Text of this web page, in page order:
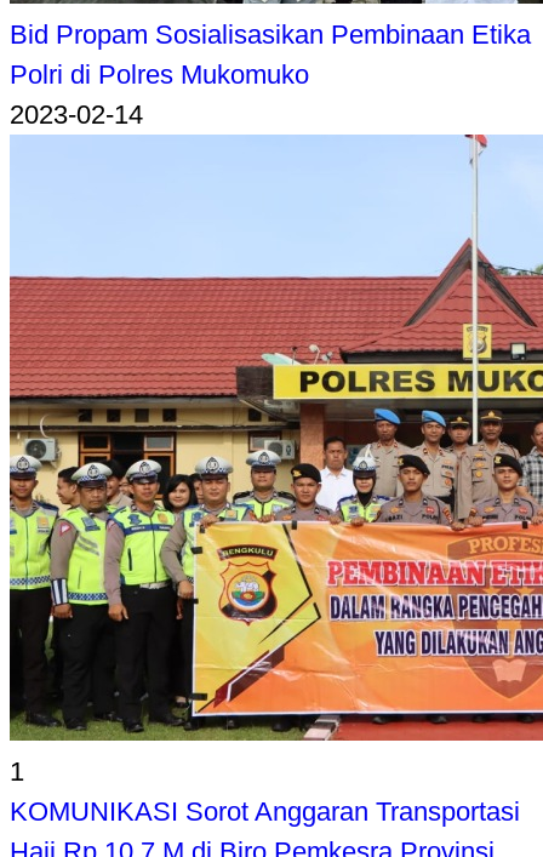
Bid Propam Sosialisasikan Pembinaan Etika
Polri di Polres Mukomuko
2023-02-14
1
KOMUNIKASI Sorot Anggaran Transportasi